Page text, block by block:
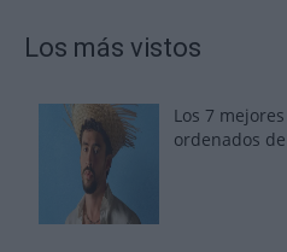
Los más vistos
Los 7
ordenados